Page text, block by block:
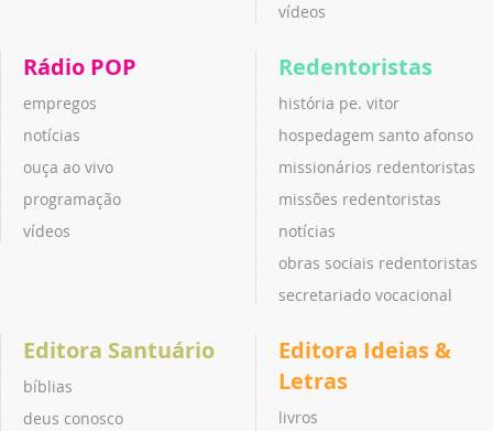
vídeos
Rádio POP
empregos
notícias
ouça ao vivo
programação
vídeos
Redentoristas
história pe. vitor
hospedagem santo afonso
missionários redentoristas
missões redentoristas
notícias
obras sociais redentoristas
secretariado vocacional
Editora Santuário
bíblias
deus conosco
Editora Ideias &
Letras
livros